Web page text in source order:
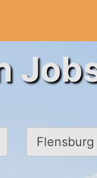
Ort, Stadt